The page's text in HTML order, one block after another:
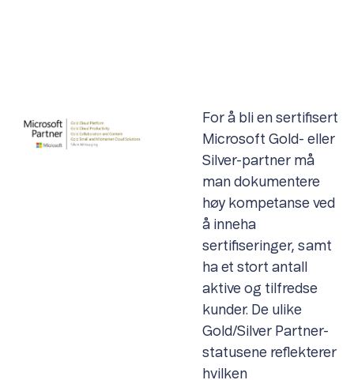
For å bli en sertifisert
Microsoft Gold- eller
Silver-partner må
man dokumentere
høy kompetanse ved
å inneha
sertifiseringer, samt
ha et stort antall
aktive og tilfredse
kunder. De ulike
Gold/Silver Partner-
statusene reflekterer
hvilken